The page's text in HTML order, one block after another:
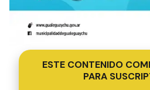
ESTE CONTENIDO
PARA